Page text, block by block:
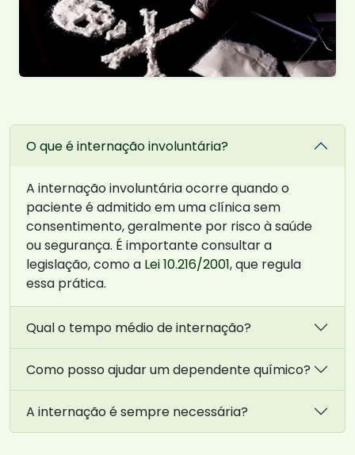
O que é internação involuntária?
A internação involuntária ocorre quando o
paciente é admitido em uma clínica sem
consentimento, geralmente por risco à saúde
ou segurança. É importante consultar a
legislação, como a Lei 10.216/2001, que regula
essa prática.
Qual o tempo médio de internação?
Como posso ajudar um dependente químico?
A internação é sempre necessária?